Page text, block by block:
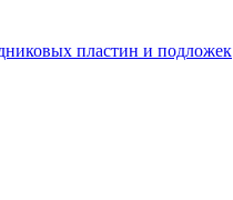
пластин и подложек